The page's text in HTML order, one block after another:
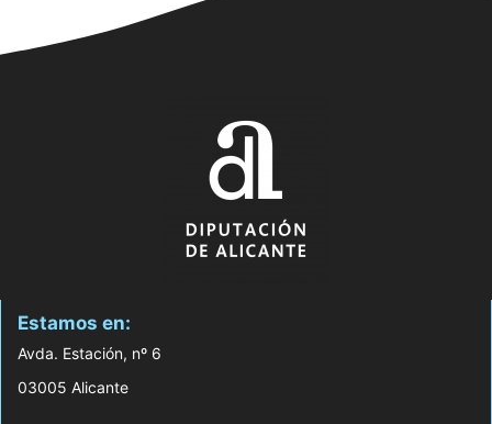
Estamos en:
Avda. Estación, nº 6
03005 Alicante